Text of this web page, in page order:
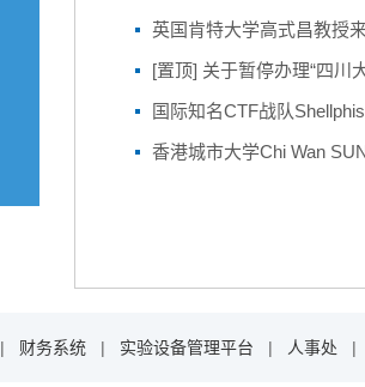
英国肯特大学高式昌教授
[置顶] 关于暂停办理“四川
国际知名CTF战队
香港城市大学Chi Wan
| 财务系统 | 实验设备管理平台 | 人事处 |